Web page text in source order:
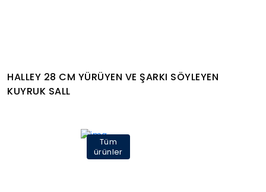
HALLEY 28 CM YÜRÜYEN VE ŞARKI SÖYLEYEN
KUYRUK SALL
Tüm
ürünler